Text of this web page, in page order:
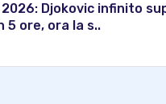
2026: Djokovic infinito
5 ore, ora la s..